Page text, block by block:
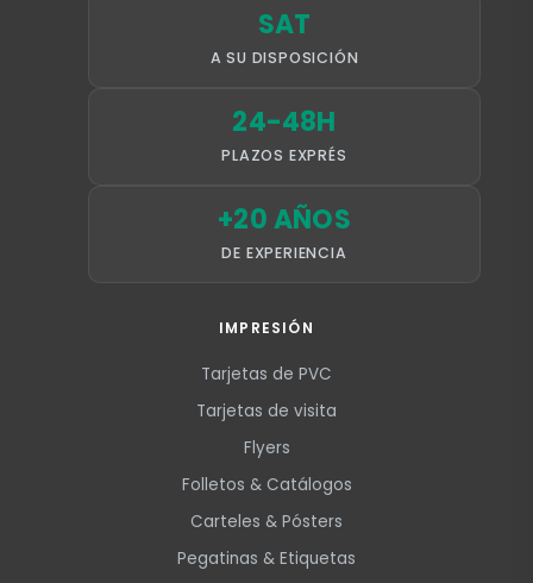
SAT
A SU DISPOSICIÓN
24-48H
PLAZOS EXPRÉS
+20 AÑOS
DE EXPERIENCIA
IMPRESIÓN
Tarjetas de PVC
Tarjetas de visita
Flyers
Folletos & Catálogos
Carteles & Pósters
Pegatinas & Etiquetas